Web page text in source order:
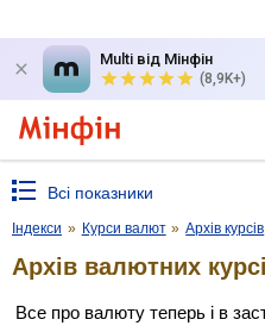
Multi від Мінфін
(8,9K+)
Всі показники
Індекси » Курси валют » Архів курсів
Архів валютних
Все про валюту теперь і в